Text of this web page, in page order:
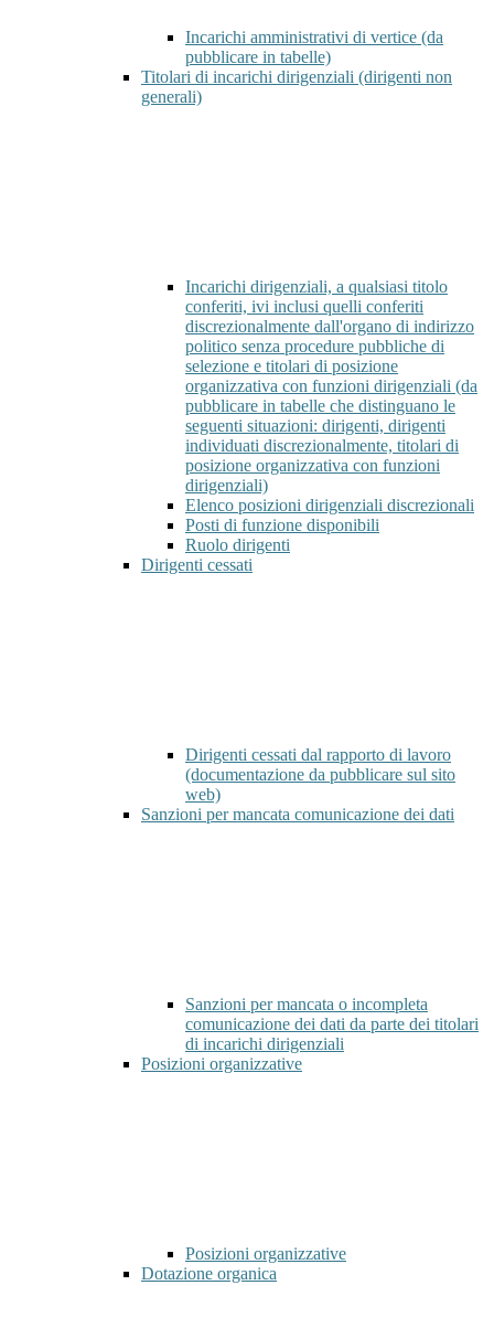
Incarichi amministrativi di vertice (da
pubblicare in tabelle)
Titolari di incarichi dirigenziali (dirigenti non
generali)
Incarichi dirigenziali, a qualsiasi titolo
conferiti, ivi inclusi quelli conferiti
discrezionalmente dall'organo di indirizzo
politico senza procedure pubbliche di
selezione e titolari di posizione
organizzativa con funzioni dirigenziali (da
pubblicare in tabelle che distinguano le
seguenti situazioni: dirigenti, dirigenti
individuati discrezionalmente, titolari di
posizione organizzativa con funzioni
dirigenziali)
Elenco posizioni dirigenziali discrezionali
Posti di funzione disponibili
Ruolo dirigenti
Dirigenti cessati
Dirigenti cessati dal rapporto di lavoro
(documentazione da pubblicare sul sito
web)
Sanzioni per mancata comunicazione dei dati
Sanzioni per mancata o incompleta
comunicazione dei dati da parte dei titolari
di incarichi dirigenziali
Posizioni organizzative
Posizioni organizzative
Dotazione organica